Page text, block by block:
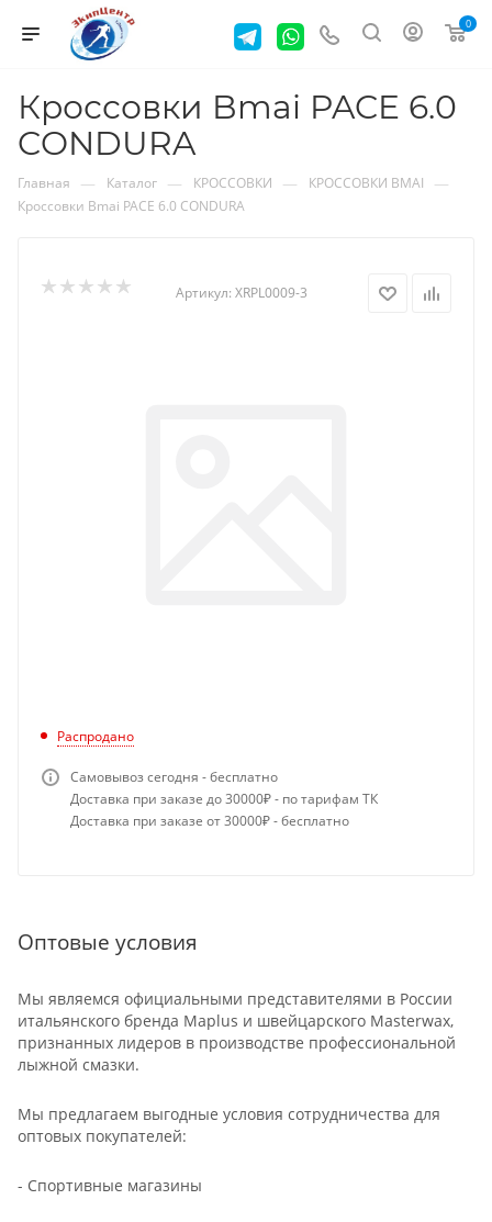
0
Кроссовки Bmai PACE 6.0
CONDURA
Главная — Каталог — КРОССОВКИ — КРОССОВКИ BMAI —
Кроссовки Bmai PACE 6.0 CONDURA
Артикул: XRPL0009-3
Распродано
Самовывоз сегодня - бесплатно
Доставка при заказе до 30000₽ - по тарифам ТК
Доставка при заказе от 30000₽ - бесплатно
Оптовые условия
Мы являемся официальными представителями в России
итальянского бренда Maplus и швейцарского Masterwax,
признанных лидеров в производстве профессиональной
лыжной смазки.
Мы предлагаем выгодные условия сотрудничества для
оптовых покупателей:
- Спортивные магазины